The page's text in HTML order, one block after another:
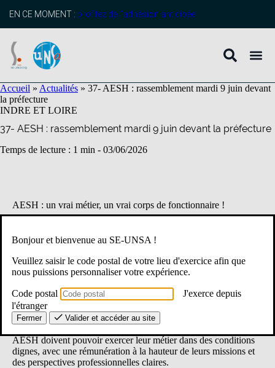
principal
EN CE MOMENT : profitez de l’adhésion anticipée
Accueil » Actualités » 37- AESH : rassemblement mardi 9 juin devant
la préfecture
INDRE ET LOIRE
37- AESH : rassemblement mardi 9 juin devant la préfecture
Temps de lecture : 1 min - 03/06/2026
AESH : un vrai métier, un vrai corps de fonctionnaire !
Rendez-vous mardi 9 juin 2026
à 11h45 devant la préfecture
Pour le SE-Unsa, les AESH doivent enfin bénéficier d’un
véritable statut de la fonction publique. Cette revendication est
AESH doivent pouvoir exercer leur métier dans des conditions
dignes, avec une rémunération à la hauteur de leurs missions et
des perspectives professionnelles claires.
Bonjour et bienvenue au SE-UNSA !
Veuillez saisir le code postal de votre lieu d'exercice afin que
nous puissions personnaliser votre expérience.
Code postal
J'exerce depuis
l'étranger
Fermer Valider et accéder au site